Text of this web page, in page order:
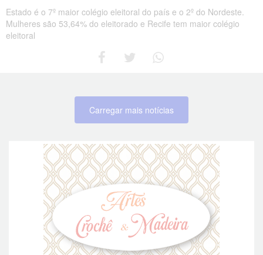
Estado é o 7º maior colégio eleitoral do país e o 2º do Nordeste.
Mulheres são 53,64% do eleitorado e Recife tem maior colégio
eleitoral
Carregar mais notícias